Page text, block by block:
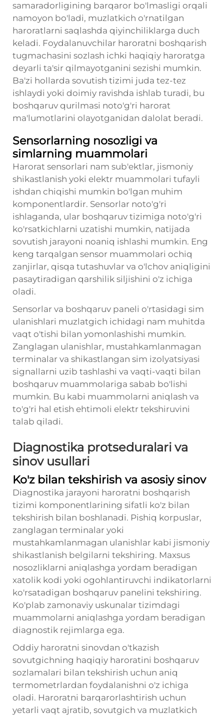
samaradorligining barqaror bo'lmasligi orqali
namoyon bo'ladi, muzlatkich o'rnatilgan
haroratlarni saqlashda qiyinchiliklarga duch
keladi. Foydalanuvchilar haroratni boshqarish
tugmachasini sozlash ichki haqiqiy haroratga
deyarli ta'sir qilmayotganini sezishi mumkin.
Ba'zi hollarda sovutish tizimi juda tez-tez
ishlaydi yoki doimiy ravishda ishlab turadi, bu
boshqaruv qurilmasi noto'g'ri harorat
ma'lumotlarini olayotganidan dalolat beradi.
Sensorlarning nosozligi va
simlarning muammolari
Harorat sensorlari nam sub'ektlar, jismoniy
shikastlanish yoki elektr muammolari tufayli
ishdan chiqishi mumkin bo'lgan muhim
komponentlardir. Sensorlar noto'g'ri
ishlaganda, ular boshqaruv tizimiga noto'g'ri
ko'rsatkichlarni uzatishi mumkin, natijada
sovutish jarayoni noaniq ishlashi mumkin. Eng
keng tarqalgan sensor muammolari ochiq
zanjirlar, qisqa tutashuvlar va o'lchov aniqligini
pasaytiradigan qarshilik siljishini o'z ichiga
oladi.
Sensorlar va boshqaruv paneli o'rtasidagi sim
ulanishlari muzlatgich ichidagi nam muhitda
vaqt o'tishi bilan yomonlashishi mumkin.
Zanglagan ulanishlar, mustahkamlanmagan
terminalar va shikastlangan sim izolyatsiyasi
signallarni uzib tashlashi va vaqti-vaqti bilan
boshqaruv muammolariga sabab bo'lishi
mumkin. Bu kabi muammolarni aniqlash va
to'g'ri hal etish ehtimoli elektr tekshiruvini
talab qiladi.
Diagnostika protseduralari va
sinov usullari
Ko'z bilan tekshirish va asosiy sinov
Diagnostika jarayoni haroratni boshqarish
tizimi komponentlarining sifatli ko'z bilan
tekshirish bilan boshlanadi. Pishiq korpuslar,
zanglagan terminalar yoki
mustahkamlanmagan ulanishlar kabi jismoniy
shikastlanish belgilarni tekshiring. Maxsus
nosozliklarni aniqlashga yordam beradigan
xatolik kodi yoki ogohlantiruvchi indikatorlarni
ko'rsatadigan boshqaruv panelini tekshiring.
Ko'plab zamonaviy uskunalar tizimdagi
muammolarni aniqlashga yordam beradigan
diagnostik rejimlarga ega.
Oddiy haroratni sinovdan o'tkazish
sovutgichning haqiqiy haroratini boshqaruv
sozlamalari bilan tekshirish uchun aniq
termometrlardan foydalanishni o'z ichiga
oladi. Haroratni barqarorlashtirish uchun
yetarli vaqt ajratib, sovutgich va muzlatkich